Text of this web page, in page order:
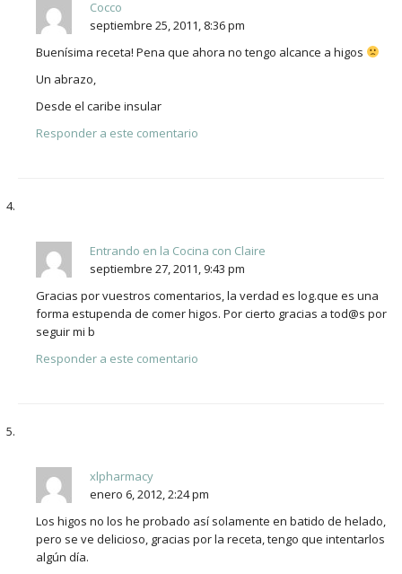
Cocco
septiembre 25, 2011, 8:36 pm
Buenísima receta! Pena que ahora no tengo alcance a higos
Un abrazo,
Desde el caribe insular
Responder a este comentario
Entrando en la Cocina con Claire
septiembre 27, 2011, 9:43 pm
Gracias por vuestros comentarios, la verdad es log.que es una
forma estupenda de comer higos. Por cierto gracias a tod@s por
seguir mi b
Responder a este comentario
xlpharmacy
enero 6, 2012, 2:24 pm
Los higos no los he probado así solamente en batido de helado,
pero se ve delicioso, gracias por la receta, tengo que intentarlos
algún día.